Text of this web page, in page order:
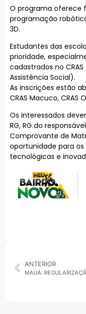
O programa oferece
programação
3D.
Estudantes das
prioridade,
cadastrados no
Assistência Social).
As inscrições estão
CRAS Macuco, CRAS
Os interessados
RG, RG do
Comprovante de
oportunidade para
tecnológicas e
ANTERIOR